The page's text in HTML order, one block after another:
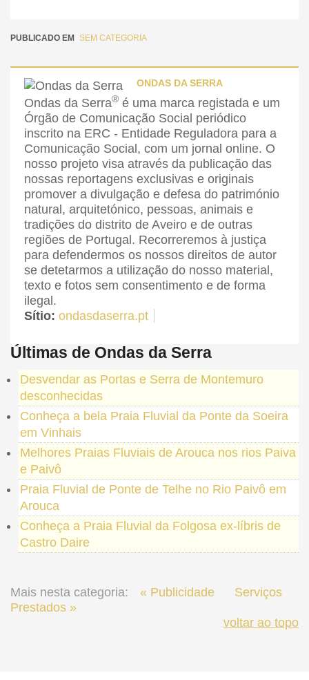
PUBLICADO EM SEM CATEGORIA
ONDAS DA SERRA
Ondas da Serra® é uma marca registada e um
Órgão de Comunicação Social periódico
inscrito na ERC - Entidade Reguladora para a
Comunicação Social, com um jornal online. O
nosso projeto visa através da publicação das
nossas reportagens exclusivas e originais
promover a divulgação e defesa do património
natural, arquitetónico, pessoas, animais e
tradições do distrito de Aveiro e de outras
regiões de Portugal. Recorreremos à justiça
para defendermos os nossos direitos de autor
se detetarmos a utilização do nosso material,
texto e fotos sem consentimento e de forma
ilegal.
Sítio: ondasdaserra.pt
Últimas de Ondas da Serra
Desvendar as Portas e Serra de Montemuro
desconhecidas
Conheça a bela Praia Fluvial da Ponte da Soeira
em Vinhais
Melhores Praias Fluviais de Arouca nos rios Paiva
e Paivô
Praia Fluvial de Ponte de Telhe no Rio Paivô em
Arouca
Conheça a Praia Fluvial da Folgosa ex-líbris de
Castro Daire
Mais nesta categoria: « Publicidade
Serviços
Prestados »
voltar ao topo